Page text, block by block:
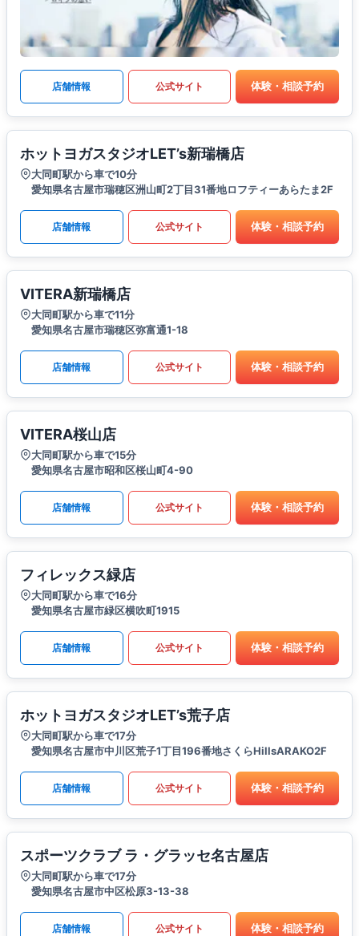
店舗情報 公式サイト 体験・相談予約
ホットヨガスタジオLET’s新瑞橋店
大同町駅から車で10分
愛知県名古屋市瑞穂区洲山町2丁目31番地ロフティーあらたま2F
店舗情報 公式サイト 体験・相談予約
VITERA新瑞橋店
大同町駅から車で11分
愛知県名古屋市瑞穂区弥富通1-18
店舗情報 公式サイト 体験・相談予約
VITERA桜山店
大同町駅から車で15分
愛知県名古屋市昭和区桜山町4-90
店舗情報 公式サイト 体験・相談予約
フィレックス緑店
大同町駅から車で16分
愛知県名古屋市緑区横吹町1915
店舗情報 公式サイト 体験・相談予約
ホットヨガスタジオLET’s荒子店
大同町駅から車で17分
愛知県名古屋市中川区荒子1丁目196番地さくらHillsARAKO2F
店舗情報 公式サイト 体験・相談予約
スポーツクラブ ラ・グラッセ名古屋店
大同町駅から車で17分
愛知県名古屋市中区松原3-13-38
店舗情報 公式サイト 体験・相談予約